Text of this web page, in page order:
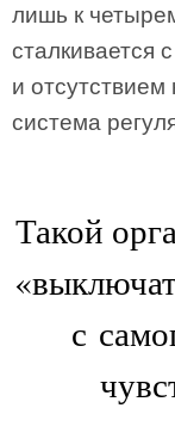
лишь к
сталкивается
и
система
Такой
с